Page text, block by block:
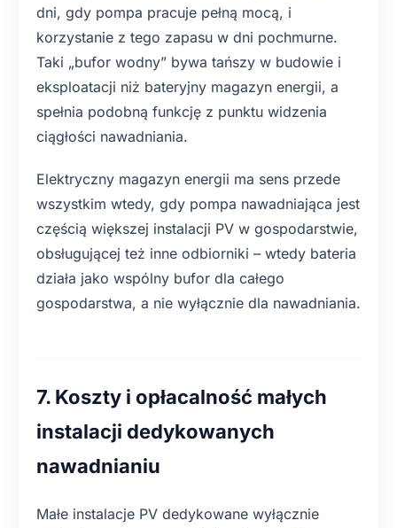
dni, gdy pompa pracuje pełną mocą, i
korzystanie z tego zapasu w dni pochmurne.
Taki „bufor wodny” bywa tańszy w budowie i
eksploatacji niż bateryjny magazyn energii, a
spełnia podobną funkcję z punktu widzenia
ciągłości nawadniania.
Elektryczny magazyn energii ma sens przede
wszystkim wtedy, gdy pompa nawadniająca jest
częścią większej instalacji PV w gospodarstwie,
obsługującej też inne odbiorniki – wtedy bateria
działa jako wspólny bufor dla całego
gospodarstwa, a nie wyłącznie dla nawadniania.
7. Koszty i opłacalność małych
instalacji dedykowanych
nawadnianiu
Małe instalacje PV dedykowane wyłącznie